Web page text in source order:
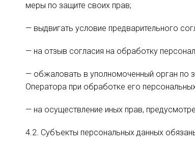
меры по защите своих прав;
— выдвигать условие предварительного
— на отзыв согласия на обработку
— обжаловать в уполномоченный орган по
Оператора при обработке его
— на осуществление иных прав,
4.2. Субъекты персональных данных